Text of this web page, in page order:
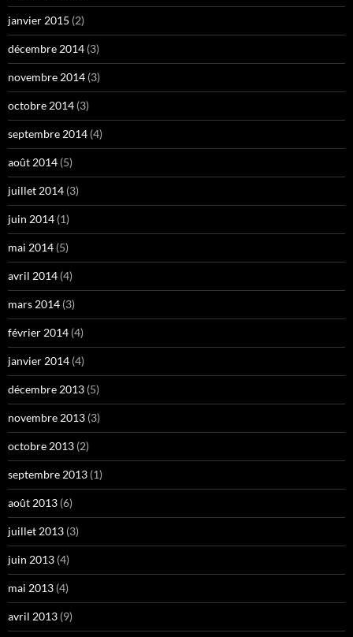
janvier 2015 (2)
décembre 2014 (3)
novembre 2014 (3)
octobre 2014 (3)
septembre 2014 (4)
août 2014 (5)
juillet 2014 (3)
juin 2014 (1)
mai 2014 (5)
avril 2014 (4)
mars 2014 (3)
février 2014 (4)
janvier 2014 (4)
décembre 2013 (5)
novembre 2013 (3)
octobre 2013 (2)
septembre 2013 (1)
août 2013 (6)
juillet 2013 (3)
juin 2013 (4)
mai 2013 (4)
avril 2013 (9)